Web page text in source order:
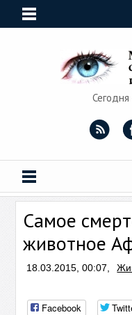
Сегодня
Самое
животное
18.03.2015, 00:07,
Facebook